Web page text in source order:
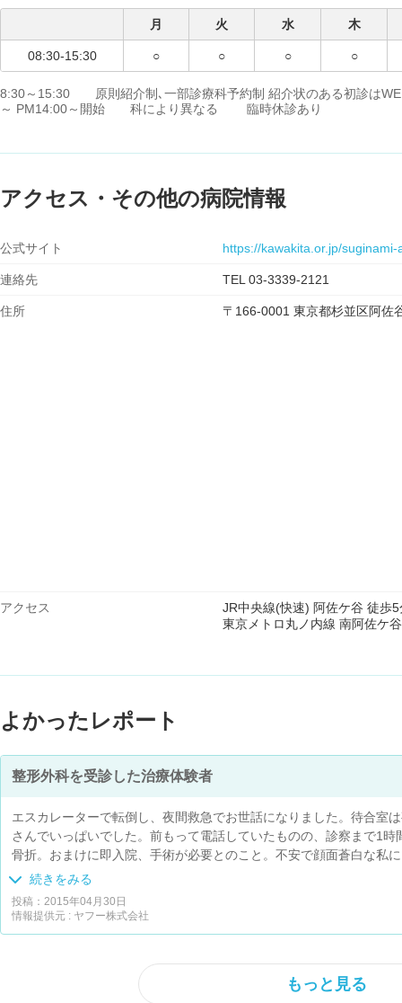
月 火 水 木
08:30-15:30 ○ ○ ○ ○
8:30～15:30 原則紹介制､一部診療科予約制 紹介状のある初診は
～ PM14:00～開始 科により異なる 臨時休診あり
アクセス・その他の病院情報
公式サイト https://kawakita.or.jp/suginami-
連絡先 TEL 03-3339-2121
住所 〒166-0001 東京都杉並区阿佐
アクセス
JR中央線(快速) 阿佐ケ谷 徒歩5
東京メトロ丸ノ内線 南阿佐ケ
よかったレポート
整形外科を受診した治療体験者
エスカレーターで転倒し、夜間救急でお世話になりました。待合室
さんでいっぱいでした。前もって電話していたものの、診察まで1
骨折。おまけに即入院、手術が必要とのこと。不安で顔面蒼白な私
も3センチくらいだし、手術も30分くらいで終わりますよ！と優し
てくださいました。何も考えずに選んだ病院でしたが、河北病院を
続きをみる
投稿：2015年04月30日
情報提供元 : ヤフー株式会社
もっと見る